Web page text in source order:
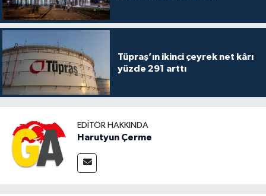
Tüpraş’ın ikinci çeyrek net kârı
yüzde 291 arttı
EDITÖR HAKKINDA
Harutyun Çerme